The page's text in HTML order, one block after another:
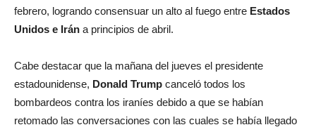
febrero, logrando consensuar un alto al fuego entre Estados
Unidos e Irán a principios de abril.
Cabe destacar que la mañana del jueves el presidente
estadounidense, Donald Trump canceló todos los
bombardeos contra los iraníes debido a que se habían
retomado las conversaciones con las cuales se había llegado